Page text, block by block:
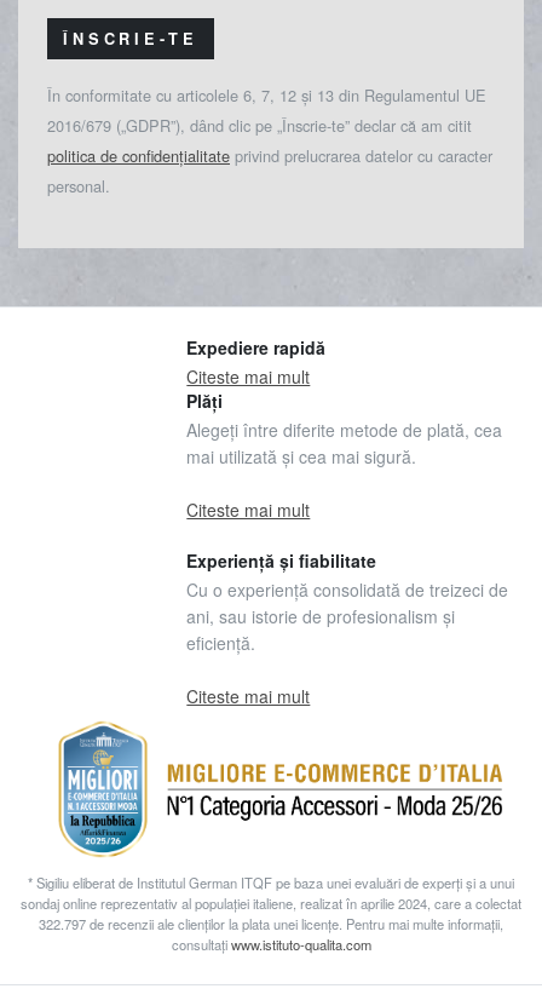
ÎNSCRIE-TE
În conformitate cu articolele 6, 7, 12 și 13 din Regulamentul UE
2016/679 („GDPR”), dând clic pe „Înscrie-te” declar că am citit
politica de confidențialitate privind prelucrarea datelor cu caracter
personal.
Expediere rapidă
Citeste mai mult
Plăți
Alegeți între diferite metode de plată, cea
mai utilizată și cea mai sigură.
Citeste mai mult
Experiență și fiabilitate
Cu o experiență consolidată de treizeci de
ani, sau istorie de profesionalism și
eficiență.
Citeste mai mult
* Sigiliu eliberat de Institutul German ITQF pe baza unei evaluări de experți și a unui
sondaj online reprezentativ al populației italiene, realizat în aprilie 2024, care a colectat
322.797 de recenzii ale clienților la plata unei licențe. Pentru mai multe informații,
consultațiwww.istituto-qualita.com